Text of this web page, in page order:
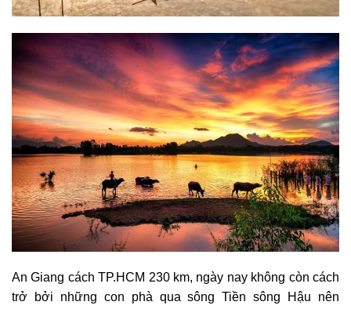
An Giang cách TP.HCM 230 km, ngày nay không còn cách
trở bởi những con phà qua sông Tiền sông Hậu nên